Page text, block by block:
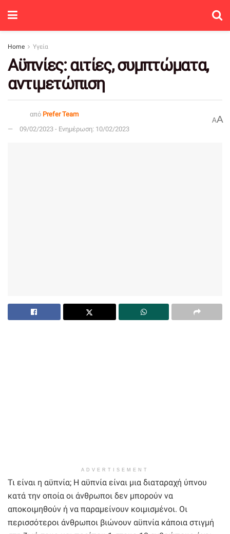
Home Υγεία
Αϋπνίες: αιτίες, συμπτώματα,
αντιμετώπιση
από Prefer Team
09/02/2023 - Ενημέρωση: 10/02/2023
AA
ADVERTISEMENT
Τι είναι η αϋπνία; Η αϋπνία είναι μια διαταραχή ύπνου
κατά την οποία οι άνθρωποι δεν μπορούν να
αποκοιμηθούν ή να παραμείνουν κοιμισμένοι. Οι
περισσότεροι άνθρωποι βιώνουν αϋπνία κάποια στιγμή